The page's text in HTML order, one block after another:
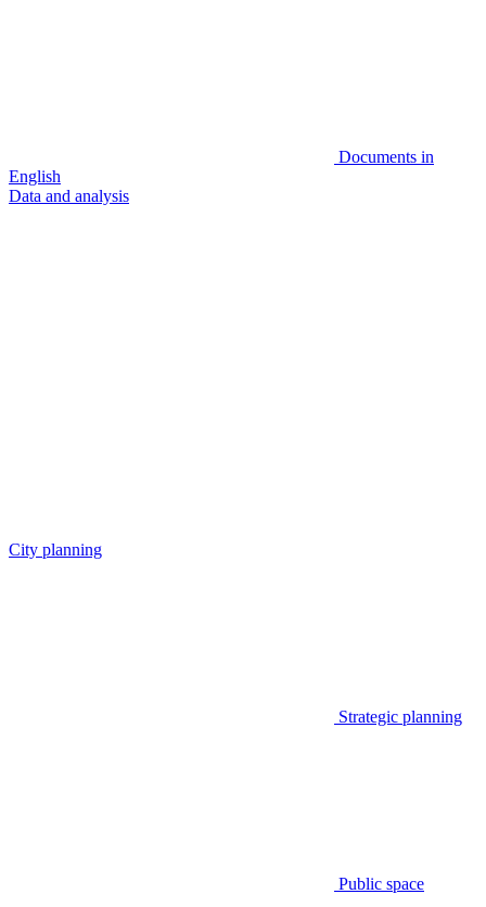
Documents in
English
Data and analysis
City planning
Strategic planning
Public space